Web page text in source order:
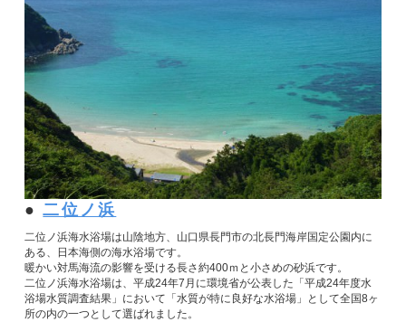
二位ノ浜
二位ノ浜海水浴場は山陰地方、山口県長門市の北長門海岸国定公園内に
ある、日本海側の海水浴場です。
暖かい対馬海流の影響を受ける長さ約400ｍと小さめの砂浜です。
二位ノ浜海水浴場は、平成24年7月に環境省が公表した「平成24年度水
浴場水質調査結果」において「水質が特に良好な水浴場」として全国8ヶ
所の内の一つとして選ばれました。